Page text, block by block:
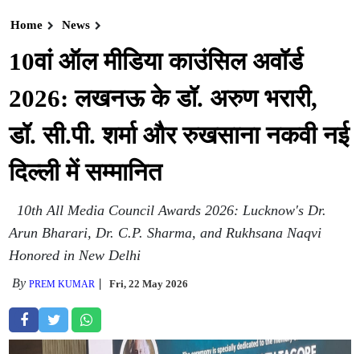
Home News
10वां ऑल मीडिया काउंसिल अवॉर्ड
2026: लखनऊ के डॉ. अरुण भरारी,
डॉ. सी.पी. शर्मा और रुखसाना नकवी नई
दिल्ली में सम्मानित
10th All Media Council Awards 2026: Lucknow's Dr.
Arun Bharari, Dr. C.P. Sharma, and Rukhsana Naqvi
Honored in New Delhi
ByPREM KUMAR Fri, 22 May 2026